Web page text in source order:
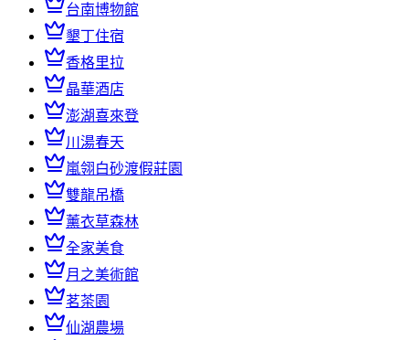
台南博物館
墾丁住宿
香格里拉
晶華酒店
澎湖喜來登
川湯春天
嵐翎白砂渡假莊園
雙龍吊橋
薰衣草森林
全家美食
月之美術館
茗茶園
仙湖農場